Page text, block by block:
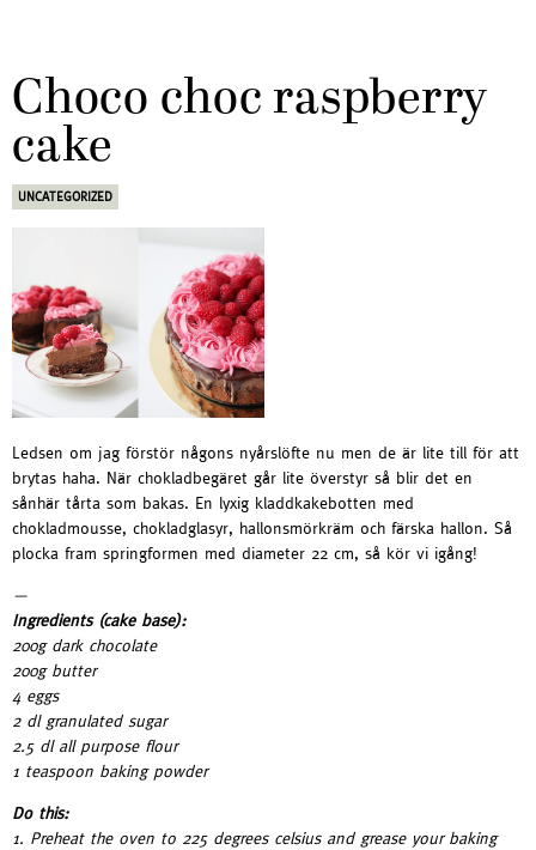
Choco choc raspberry
cake
UNCATEGORIZED
Ledsen om jag förstör någons nyårslöfte nu men de är lite till för att
brytas haha. När chokladbegäret går lite överstyr så blir det en
sånhär tårta som bakas. En lyxig kladdkakebotten med
chokladmousse, chokladglasyr, hallonsmörkräm och färska hallon. Så
plocka fram springformen med diameter 22 cm, så kör vi igång!
—
Ingredients (cake base):
200g dark chocolate
200g butter
4 eggs
2 dl granulated sugar
2.5 dl all purpose flour
1 teaspoon baking powder
Do this:
1. Preheat the oven to 225 degrees celsius and grease your baking